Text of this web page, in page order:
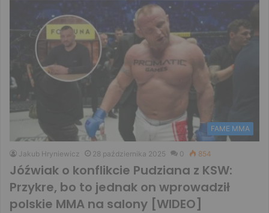
FAME MMA
Jakub Hryniewicz 28 października 2025 0 854
Jóźwiak o konflikcie Pudziana z KSW:
Przykre, bo to jednak on wprowadził
polskie MMA na salony [WIDEO]